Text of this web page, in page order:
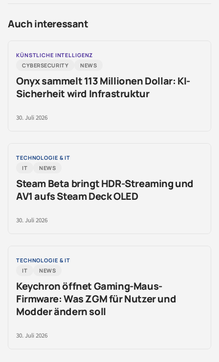
Auch interessant
KÜNSTLICHE INTELLIGENZ
CYBERSECURITY
NEWS
Onyx sammelt 113 Millionen Dollar: KI-
Sicherheit wird Infrastruktur
30. Juli 2026
TECHNOLOGIE & IT
IT
NEWS
Steam Beta bringt HDR-Streaming und
AV1 aufs Steam Deck OLED
30. Juli 2026
TECHNOLOGIE & IT
IT
NEWS
Keychron öffnet Gaming-Maus-
Firmware: Was ZGM für Nutzer und
Modder ändern soll
30. Juli 2026